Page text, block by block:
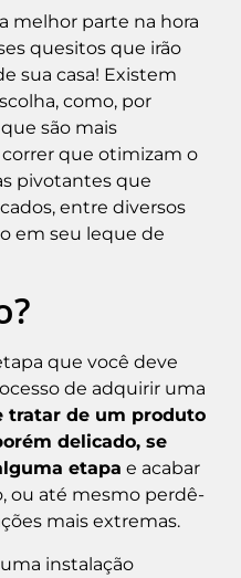
melhor parte na hora
quesitos que irão
sua casa! Existem
como, por
são mais
que otimizam o
pivotantes que
entre diversos
em seu leque de
que você deve
de adquirir uma
tratar de um produto
delicado, se
etapa e acabar
ou até mesmo perdê-
mais extremas.
instalação